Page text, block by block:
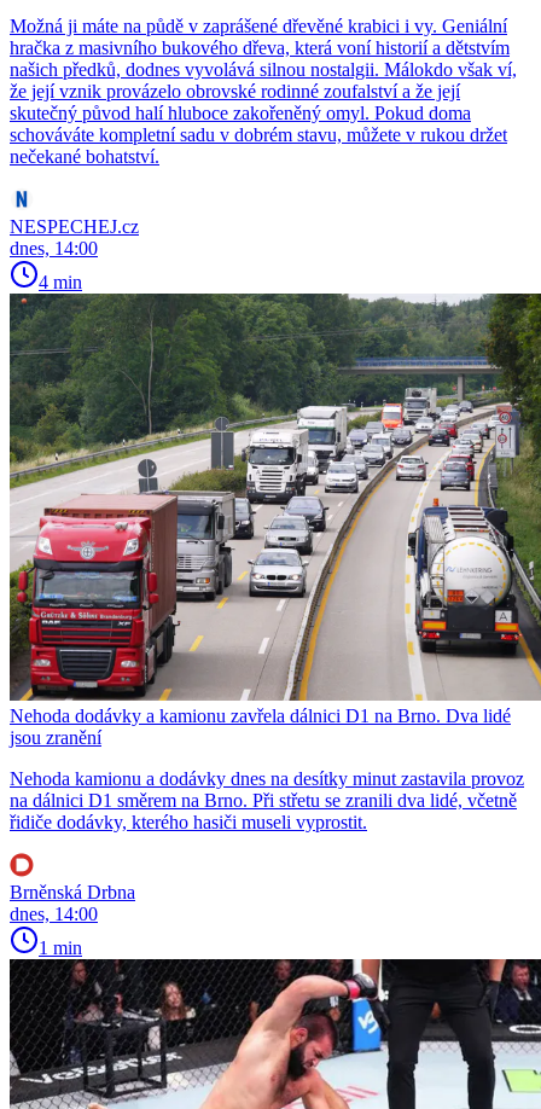
Možná ji máte na půdě v zaprášené dřevěné krabici i vy. Geniální
hračka z masivního bukového dřeva, která voní historií a dětstvím
našich předků, dodnes vyvolává silnou nostalgii. Málokdo však ví,
že její vznik provázelo obrovské rodinné zoufalství a že její
skutečný původ halí hluboce zakořeněný omyl. Pokud doma
schováváte kompletní sadu v dobrém stavu, můžete v rukou držet
nečekané bohatství.
NESPECHEJ.cz
dnes, 14:00
4 min
Nehoda dodávky a kamionu zavřela dálnici D1 na Brno. Dva lidé
jsou zranění
Nehoda kamionu a dodávky dnes na desítky minut zastavila provoz
na dálnici D1 směrem na Brno. Při střetu se zranili dva lidé, včetně
řidiče dodávky, kterého hasiči museli vyprostit.
Brněnská Drbna
dnes, 14:00
1 min